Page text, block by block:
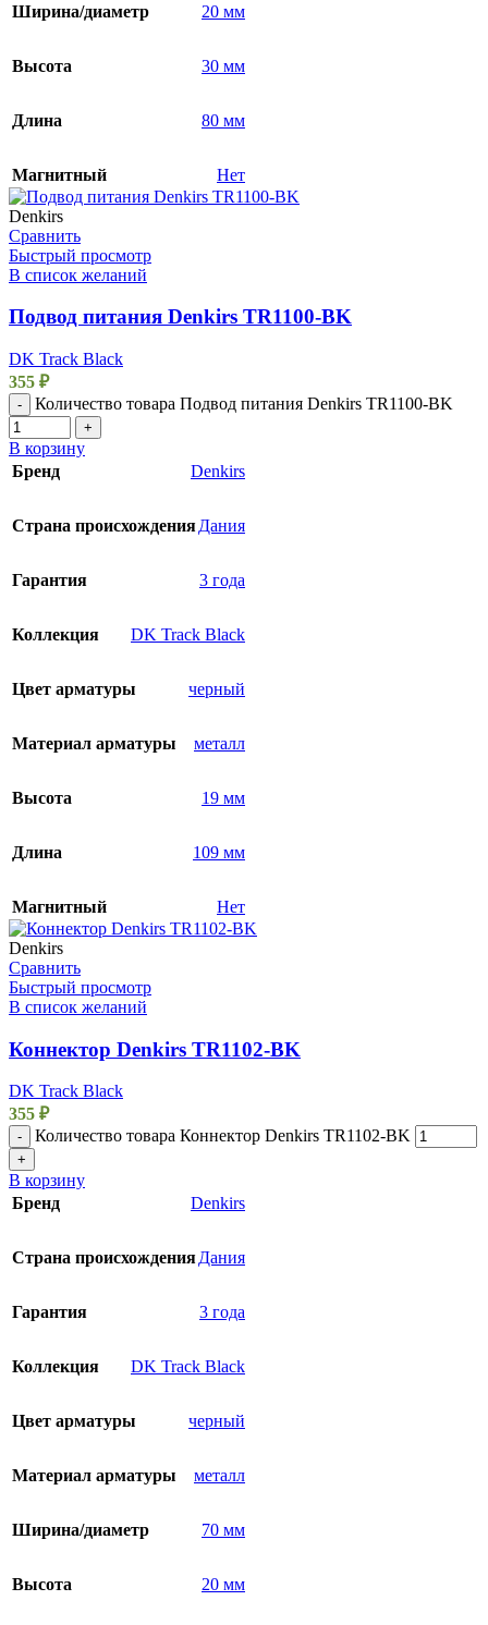
Ширина/диаметр 20 мм
Высота 30 мм
Длина 80 мм
Магнитный Нет
Denkirs
Сравнить
Быстрый просмотр
В список желаний
Подвод питания Denkirs TR1100-BK
DK Track Black
355 ₽
- Количество товара Подвод питания Denkirs TR1100-BK
+
В корзину
Бренд
Denkirs
Страна происхожденияДания
Гарантия 3 года
Коллекция DK Track Black
Цвет арматуры черный
Материал арматуры металл
Высота 19 мм
Длина 109 мм
Магнитный Нет
Denkirs
Сравнить
Быстрый просмотр
В список желаний
Коннектор Denkirs TR1102-BK
DK Track Black
355 ₽
- Количество товара Коннектор Denkirs TR1102-BK
+
В корзину
Бренд
Denkirs
Страна происхожденияДания
Гарантия 3 года
Коллекция DK Track Black
Цвет арматуры черный
Материал арматуры металл
Ширина/диаметр 70 мм
Высота 20 мм